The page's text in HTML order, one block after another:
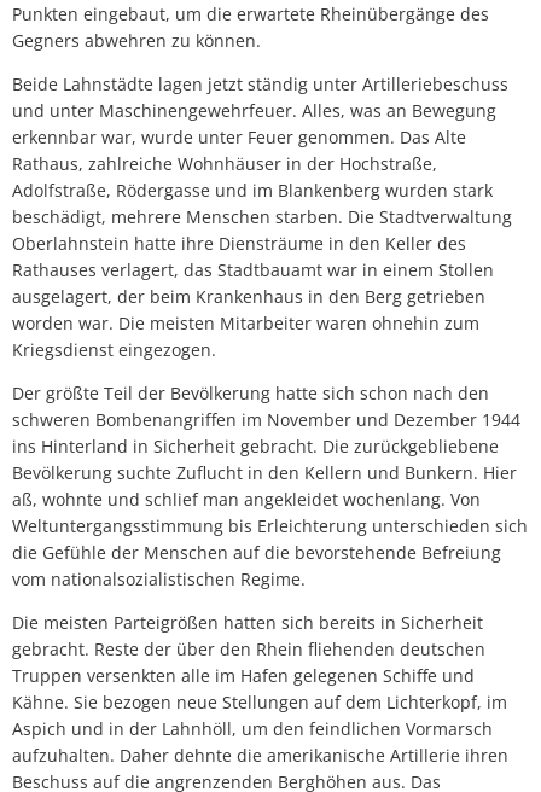
Punkten eingebaut, um die erwartete Rheinübergänge des
Gegners abwehren zu können.
Beide Lahnstädte lagen jetzt ständig unter Artilleriebeschuss
und unter Maschinengewehrfeuer. Alles, was an Bewegung
erkennbar war, wurde unter Feuer genommen. Das Alte
Rathaus, zahlreiche Wohnhäuser in der Hochstraße,
Adolfstraße, Rödergasse und im Blankenberg wurden stark
beschädigt, mehrere Menschen starben. Die Stadtverwaltung
Oberlahnstein hatte ihre Diensträume in den Keller des
Rathauses verlagert, das Stadtbauamt war in einem Stollen
ausgelagert, der beim Krankenhaus in den Berg getrieben
worden war. Die meisten Mitarbeiter waren ohnehin zum
Kriegsdienst eingezogen.
Der größte Teil der Bevölkerung hatte sich schon nach den
schweren Bombenangriffen im November und Dezember 1944
ins Hinterland in Sicherheit gebracht. Die zurückgebliebene
Bevölkerung suchte Zuflucht in den Kellern und Bunkern. Hier
aß, wohnte und schlief man angekleidet wochenlang. Von
Weltuntergangsstimmung bis Erleichterung unterschieden sich
die Gefühle der Menschen auf die bevorstehende Befreiung
vom nationalsozialistischen Regime.
Die meisten Parteigrößen hatten sich bereits in Sicherheit
gebracht. Reste der über den Rhein fliehenden deutschen
Truppen versenkten alle im Hafen gelegenen Schiffe und
Kähne. Sie bezogen neue Stellungen auf dem Lichterkopf, im
Aspich und in der Lahnhöll, um den feindlichen Vormarsch
aufzuhalten. Daher dehnte die amerikanische Artillerie ihren
Beschuss auf die angrenzenden Berghöhen aus. Das